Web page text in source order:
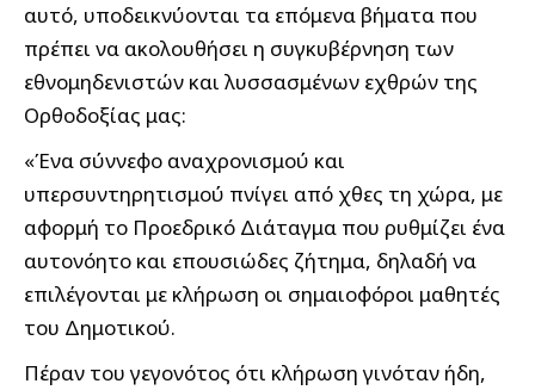
αυτό, υποδεικνύονται τα επόμενα βήματα που
πρέπει να ακολουθήσει η συγκυβέρνηση των
εθνομηδενιστών και λυσσασμένων εχθρών της
Ορθοδοξίας μας:
«Ένα σύννεφο αναχρονισμού και
υπερσυντηρητισμού πνίγει από χθες τη χώρα, με
αφορμή το Προεδρικό Διάταγμα που ρυθμίζει ένα
αυτονόητο και επουσιώδες ζήτημα, δηλαδή να
επιλέγονται με κλήρωση οι σημαιοφόροι μαθητές
του Δημοτικού.
Πέραν του γεγονότος ότι κλήρωση γινόταν ήδη,